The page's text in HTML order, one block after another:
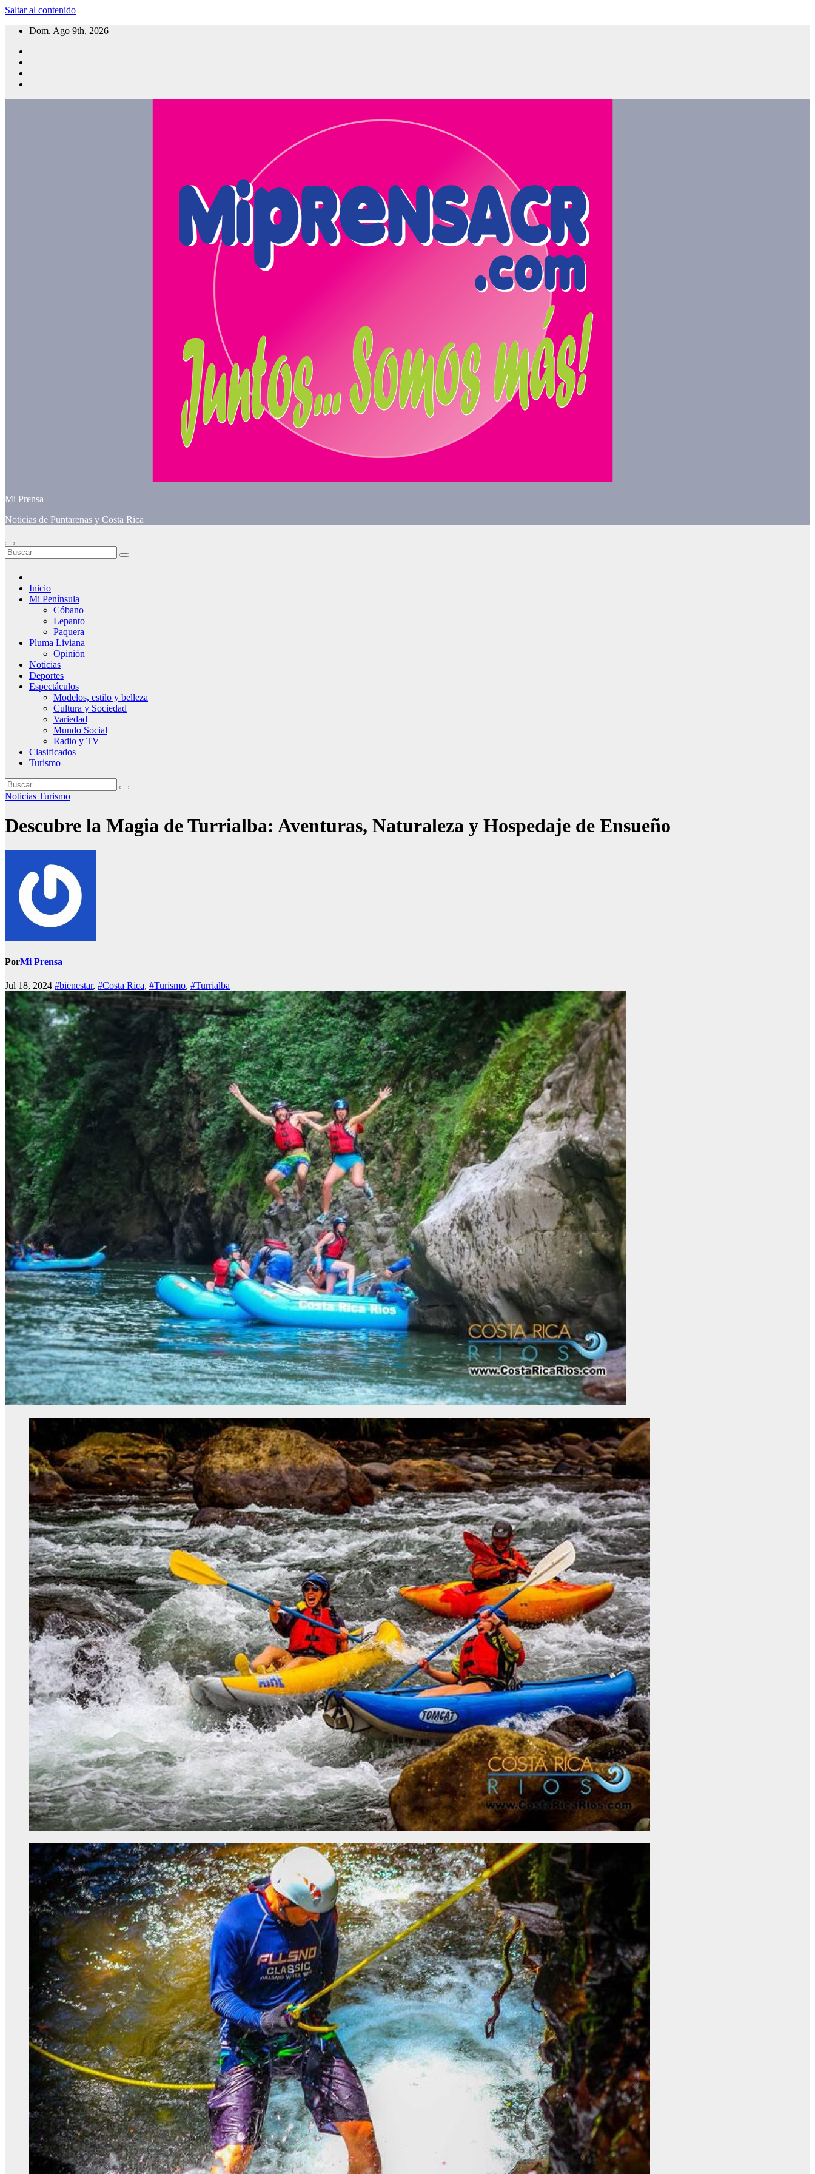
Saltar al contenido
Dom. Ago 9th, 2026
Mi Prensa
Noticias de Puntarenas y Costa Rica
Inicio
Mi Península
Cóbano
Lepanto
Paquera
Pluma Liviana
Opinión
Noticias
Deportes
Espectáculos
Modelos, estilo y belleza
Cultura y Sociedad
Variedad
Mundo Social
Radio y TV
Clasificados
Turismo
Noticias Turismo
Descubre la Magia de Turrialba: Aventuras, Naturaleza y Hospedaje de Ensueño
PorMi Prensa
Jul 18, 2024 #bienestar, #Costa Rica, #Turismo, #Turrialba